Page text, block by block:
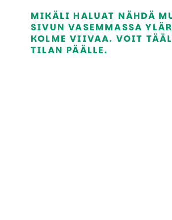
MIKÄLI HALUAT NÄHDÄ
SIVUN VASEMMASSA
KOLME VIIVAA. VOIT
TILAN PÄÄLLE.